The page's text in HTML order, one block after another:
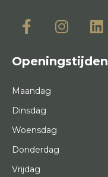
Openingstijden
Maandag
Dinsdag
Woensdag
Donderdag
Vrijdag